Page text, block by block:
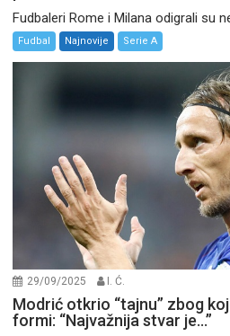
Fudbaleri Rome i Milana odigrali su
Fudbal Najnovije Serie A
29/09/2025 I. Ć.
Modrić otkrio “tajnu” zbog
formi: “Najvažnija stvar je…”